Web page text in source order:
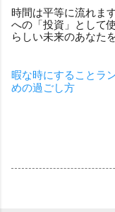
時間は平等に流れま
への「投資」として
らしい未来のあなた
暇な時にすることラ
めの過ごし方